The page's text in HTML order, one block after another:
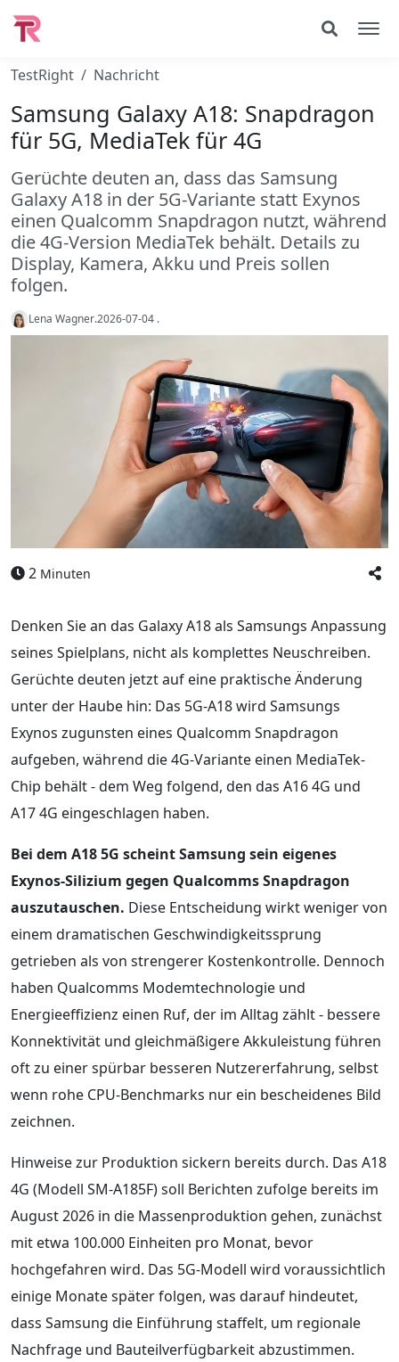
TestRight Nachricht
Samsung Galaxy A18: Snapdragon
für 5G, MediaTek für 4G
Gerüchte deuten an, dass das Samsung
Galaxy A18 in der 5G-Variante statt Exynos
einen Qualcomm Snapdragon nutzt, während
die 4G-Version MediaTek behält. Details zu
Display, Kamera, Akku und Preis sollen
folgen.
Lena Wagner.2026-07-04 .
2 Minuten
Denken Sie an das Galaxy A18 als Samsungs Anpassung
seines Spielplans, nicht als komplettes Neuschreiben.
Gerüchte deuten jetzt auf eine praktische Änderung
unter der Haube hin: Das 5G-A18 wird Samsungs
Exynos zugunsten eines Qualcomm Snapdragon
aufgeben, während die 4G-Variante einen MediaTek-
Chip behält - dem Weg folgend, den das A16 4G und
A17 4G eingeschlagen haben.
Bei dem A18 5G scheint Samsung sein eigenes
Exynos-Silizium gegen Qualcomms Snapdragon
auszutauschen. Diese Entscheidung wirkt weniger von
einem dramatischen Geschwindigkeitssprung
getrieben als von strengerer Kostenkontrolle. Dennoch
haben Qualcomms Modemtechnologie und
Energieeffizienz einen Ruf, der im Alltag zählt - bessere
Konnektivität und gleichmäßigere Akkuleistung führen
oft zu einer spürbar besseren Nutzererfahrung, selbst
wenn rohe CPU-Benchmarks nur ein bescheidenes Bild
zeichnen.
Hinweise zur Produktion sickern bereits durch. Das A18
4G (Modell SM-A185F) soll Berichten zufolge bereits im
August 2026 in die Massenproduktion gehen, zunächst
mit etwa 100.000 Einheiten pro Monat, bevor
hochgefahren wird. Das 5G-Modell wird voraussichtlich
einige Monate später folgen, was darauf hindeutet,
dass Samsung die Einführung staffelt, um regionale
Nachfrage und Bauteilverfügbarkeit abzustimmen.